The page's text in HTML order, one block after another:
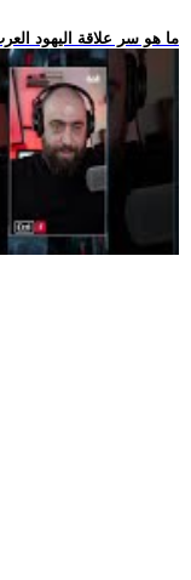
.. ما هو سر علاقة اليهود